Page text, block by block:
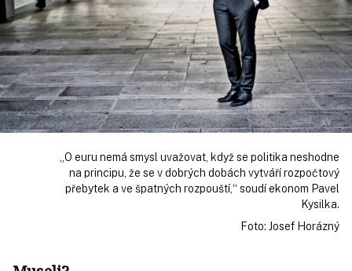
„O euru nemá smysl uvažovat, když se politika neshodne
na principu, že se v dobrých dobách vytváří rozpočtový
přebytek a ve špatných rozpouští,“ soudí ekonom Pavel
Kysilka.
Foto: Josef Horázný